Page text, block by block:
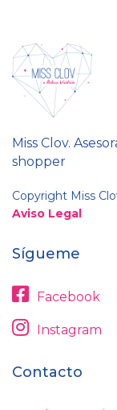
Miss Clov.
shopper
Copyright Miss
Aviso Legal
Sígueme
Facebook
Instagram
Contacto